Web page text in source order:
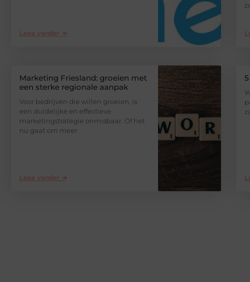
Lees verder ➜
Marketing Friesland: groeien met
een sterke regionale aanpak
Voor bedrijven die willen groeien, is
een duidelijke en effectieve
marketingstrategie onmisbaar. Of het
nu gaat om meer
Lees verder ➜